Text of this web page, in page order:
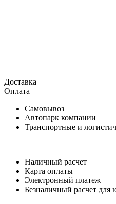
Доставка
Оплата
Самовывоз
Автопарк компании
Транспортные и
Наличный расчет
Карта оплаты
Электронный платеж
Безналичный расчет для